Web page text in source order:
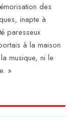
des
inapte à
paresseux
à la maison
musique, ni le
»